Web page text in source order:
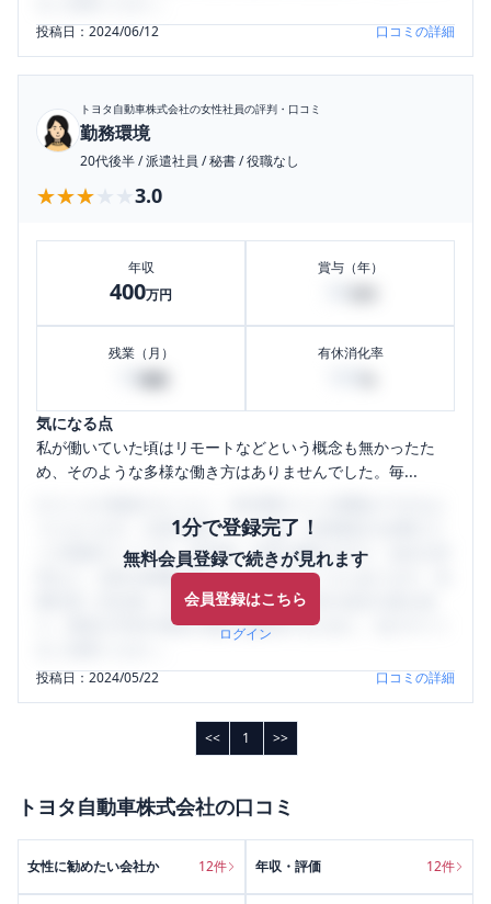
投稿日：2024/06/12 口コミの詳細
トヨタ自動車株式会社の女性社員の評判・口コミ
勤務環境
20代後半/派遣社員 /秘書/役職なし
★★★★★
★★★★★ 3.0
年収
400万円
賞与（年）
残業（月） 有休消化率
気になる点
私が働いていた頃はリモートなどという概念も無かったた
め、そのような多様な働き方はありませんでした。毎...
1分で登録完了！
無料会員登録で続きが見れます
会員登録はこちら
ログイン
うになります。SHEHUB(シーハブ)は、女性限定の企業口コ
ミの投稿サイトです。給与面・女性の働きやすさ・会社の評
判など、女性の転職は気にすべき点がたくさんあります。先
輩社員（元社員）の口コミを通して、本当の会社の姿を知
り、将来の不安や現在の悩みを解消するために、ぜひサイト
投稿日：2024/05/22 口コミの詳細
<< 1 >>
トヨタ自動車株式会社の口コミ
女性に勧めたい会社か 12件 年収・評価 12件